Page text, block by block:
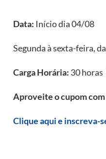
Data: Início dia 04/08
Segunda à sexta-feira,
Carga Horária: 30 horas
Aproveite o cupom
Clique aqui e inscreva-